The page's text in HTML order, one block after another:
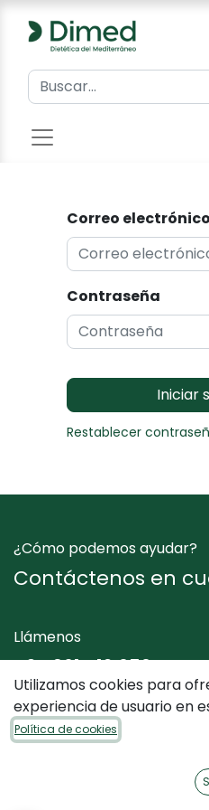
Correo electrónico
Contraseña
Iniciar
Restablecer
¿Cómo podemos ayudar?
Contáctenos en
Llámenos
+34 961 412 050
Envíenos un mensaje
Utilizamos cookies para
experiencia de usuario en
Política de cookies